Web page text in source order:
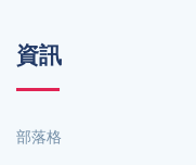
資訊
部落格